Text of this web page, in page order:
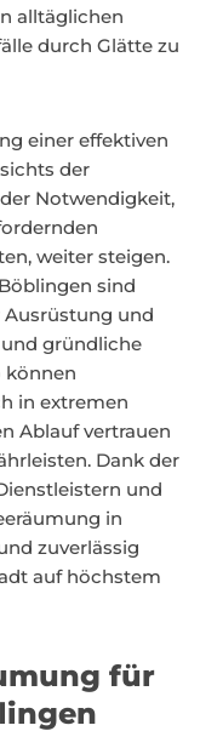
alltäglichen
durch Glätte zu
einer effektiven
der
Notwendigkeit,
weiter steigen.
sind
und
gründliche
können
in extremen
Ablauf vertrauen
Dank der
und
in
zuverlässig
auf höchstem
für